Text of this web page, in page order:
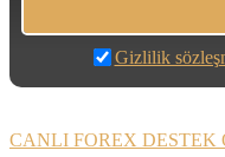
Gizlilik
CANLI FOREX DESTEK